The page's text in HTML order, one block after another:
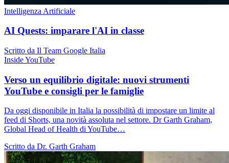
Intelligenza Artificiale
AI Quests: imparare l'AI in classe
Scritto da Il Team Google Italia
Inside YouTube
Verso un equilibrio digitale: nuovi strumenti
YouTube e consigli per le famiglie
Da oggi disponibile in Italia la possibilità di impostare un limite al
feed di Shorts, una novità assoluta nel settore. Dr Garth Graham,
Global Head of Health di YouTube…
Scritto da Dr. Garth Graham